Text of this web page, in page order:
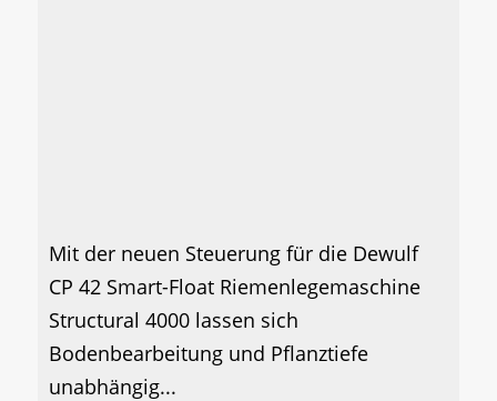
Mit der neuen Steuerung für die Dewulf
CP 42 Smart-Float Riemenlegemaschine
Structural 4000 lassen sich
Bodenbearbeitung und Pflanztiefe
unabhängig...